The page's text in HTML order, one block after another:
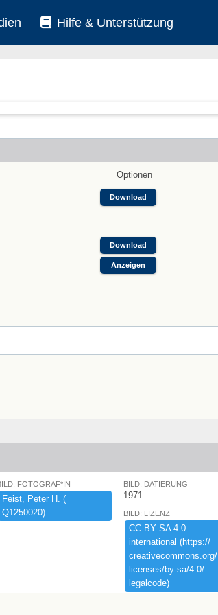
Hilfe & Unterstützung
Optionen
Download
Download
Anzeigen
FOTOGRAF*IN
Feist,​ ​Peter ​H.​ ​(​
Q1250020)​
BILD: DATIERUNG
1971
BILD: LIZENZ
CC ​BY ​SA ​4.​0 ​
international ​(​https:​/​/​
creativecommons.​org/​
licenses/​by-​sa/​4.​0/​
legalcode)​